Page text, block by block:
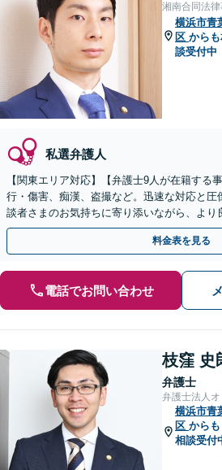
湘南合同法
横浜市青
区 から
談受付中
私選弁護人
【関東エリア対応】【弁護士9人が在籍する
行・傷害、痴漢、盗撮など。迅速な対応と圧
談者さまのお気持ちに寄り添いながら、より
アクションを着実に行います
料金表を見る
電話でお問い合わせ
枝窪 史
弁護士
弁護士法人
横浜市青
区 からも
相談受付